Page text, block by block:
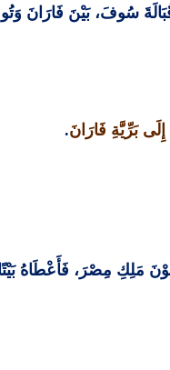
قُبَالَةَ سُوفَ، بَيْنَ
بَرِّيَّةِ فَارَانَ.
مَلِكِ مِصْرَ، فَأَعْطَاهُ